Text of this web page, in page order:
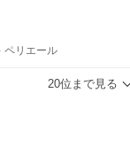
ペリエール
20位まで見る